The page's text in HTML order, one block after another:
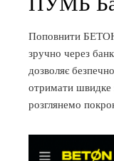
Поповнити
зручно через
дозволяє
отримати швидке
розглянемо